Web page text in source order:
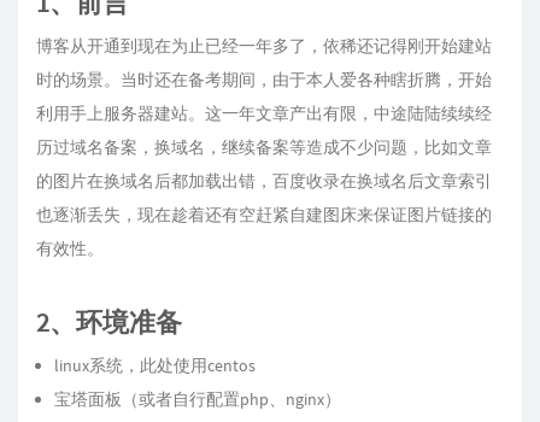
博客从开通到现在为止已经一年多了，依稀还记得刚开始建站
时的场景。当时还在备考期间，由于本人爱各种瞎折腾，开始
利用手上服务器建站。这一年文章产出有限，中途陆陆续续经
历过域名备案，换域名，继续备案等造成不少问题，比如文章
的图片在换域名后都加载出错，百度收录在换域名后文章索引
也逐渐丢失，现在趁着还有空赶紧自建图床来保证图片链接的
有效性。
2、环境准备
linux系统，此处使用centos
宝塔面板（或者自行配置php、nginx）